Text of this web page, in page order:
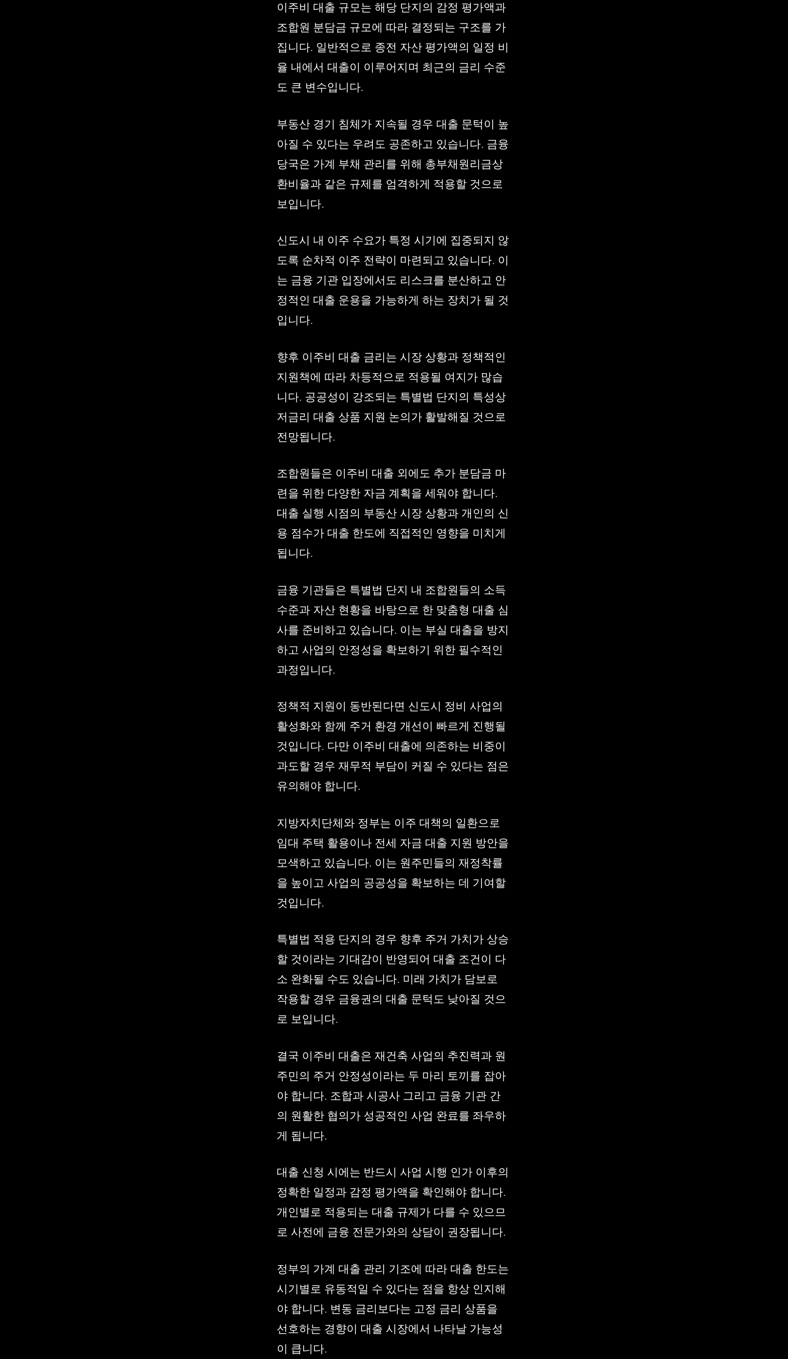
이주비 대출 규모는 해당 단지의 감정 평가액과
조합원 분담금 규모에 따라 결정되는 구조를 가
집니다. 일반적으로 종전 자산 평가액의 일정 비
율 내에서 대출이 이루어지며 최근의 금리 수준
도 큰 변수입니다.
부동산 경기 침체가 지속될 경우 대출 문턱이 높
아질 수 있다는 우려도 공존하고 있습니다. 금융
당국은 가계 부채 관리를 위해 총부채원리금상
환비율과 같은 규제를 엄격하게 적용할 것으로
보입니다.
신도시 내 이주 수요가 특정 시기에 집중되지 않
도록 순차적 이주 전략이 마련되고 있습니다. 이
는 금융 기관 입장에서도 리스크를 분산하고 안
정적인 대출 운용을 가능하게 하는 장치가 될 것
입니다.
향후 이주비 대출 금리는 시장 상황과 정책적인
지원책에 따라 차등적으로 적용될 여지가 많습
니다. 공공성이 강조되는 특별법 단지의 특성상
저금리 대출 상품 지원 논의가 활발해질 것으로
전망됩니다.
조합원들은 이주비 대출 외에도 추가 분담금 마
련을 위한 다양한 자금 계획을 세워야 합니다.
대출 실행 시점의 부동산 시장 상황과 개인의 신
용 점수가 대출 한도에 직접적인 영향을 미치게
됩니다.
금융 기관들은 특별법 단지 내 조합원들의 소득
수준과 자산 현황을 바탕으로 한 맞춤형 대출 심
사를 준비하고 있습니다. 이는 부실 대출을 방지
하고 사업의 안정성을 확보하기 위한 필수적인
과정입니다.
정책적 지원이 동반된다면 신도시 정비 사업의
활성화와 함께 주거 환경 개선이 빠르게 진행될
것입니다. 다만 이주비 대출에 의존하는 비중이
과도할 경우 재무적 부담이 커질 수 있다는 점은
유의해야 합니다.
지방자치단체와 정부는 이주 대책의 일환으로
임대 주택 활용이나 전세 자금 대출 지원 방안을
모색하고 있습니다. 이는 원주민들의 재정착률
을 높이고 사업의 공공성을 확보하는 데 기여할
것입니다.
특별법 적용 단지의 경우 향후 주거 가치가 상승
할 것이라는 기대감이 반영되어 대출 조건이 다
소 완화될 수도 있습니다. 미래 가치가 담보로
작용할 경우 금융권의 대출 문턱도 낮아질 것으
로 보입니다.
결국 이주비 대출은 재건축 사업의 추진력과 원
주민의 주거 안정성이라는 두 마리 토끼를 잡아
야 합니다. 조합과 시공사 그리고 금융 기관 간
의 원활한 협의가 성공적인 사업 완료를 좌우하
게 됩니다.
대출 신청 시에는 반드시 사업 시행 인가 이후의
정확한 일정과 감정 평가액을 확인해야 합니다.
개인별로 적용되는 대출 규제가 다를 수 있으므
로 사전에 금융 전문가와의 상담이 권장됩니다.
정부의 가계 대출 관리 기조에 따라 대출 한도는
시기별로 유동적일 수 있다는 점을 항상 인지해
야 합니다. 변동 금리보다는 고정 금리 상품을
선호하는 경향이 대출 시장에서 나타날 가능성
이 큽니다.